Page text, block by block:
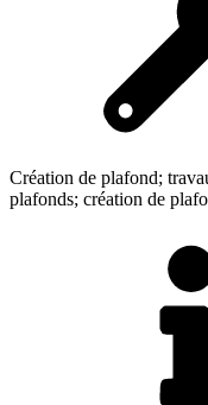
Création de plafond;
plafonds; création de